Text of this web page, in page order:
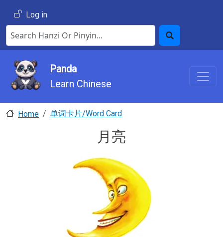
User account menu
Log in
Search Hanzi or Pinyin
Search
Panda
Learn Chinese
Home 单词卡片/Word Card
月亮